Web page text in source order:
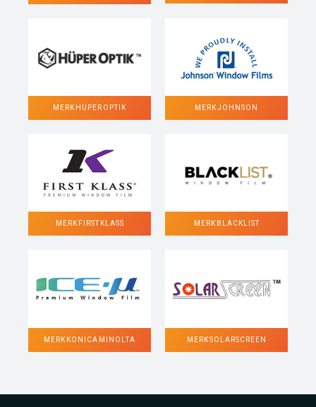
MERK HUPER OPTIK MERK JOHNSON
MERK FIRST KLASS MERK BLACKLIST
MERK KONICA MINOLTA MERK SOLARSCREEN